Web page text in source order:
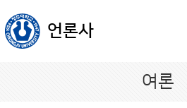
언론사
여론